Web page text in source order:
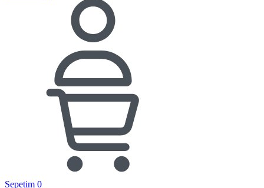
Sepetim 0